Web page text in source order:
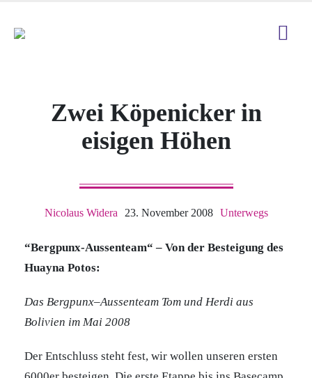
Zwei Köpenicker in
eisigen Höhen
Nicolaus Widera 23. November 2008 Unterwegs
“Bergpunx-Aussenteam“ – Von der Besteigung des
Huayna Potos:
Das Bergpunx–Aussenteam Tom und Herdi aus
Bolivien im Mai 2008
Der Entschluss steht fest, wir wollen unseren ersten